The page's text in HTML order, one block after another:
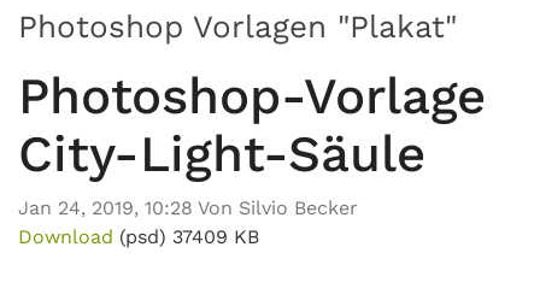
Photoshop Vorlagen "Plakat"
Photoshop-Vorlage
City-Light-Säule
Jan 24, 2019, 10:28 Von Silvio Becker
Download (psd) 37409 KB